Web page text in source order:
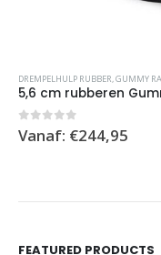
DREMPELHULP RUBBER,GUMMY RAMPS
0out of 5
Vanaf: €244,95
FEATURED PRODUCTS